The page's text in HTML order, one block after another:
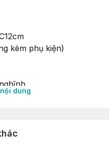
kèm phụ kiện)
trẻ nhỏ
sinh, Quà 1/6 & sinh
dung